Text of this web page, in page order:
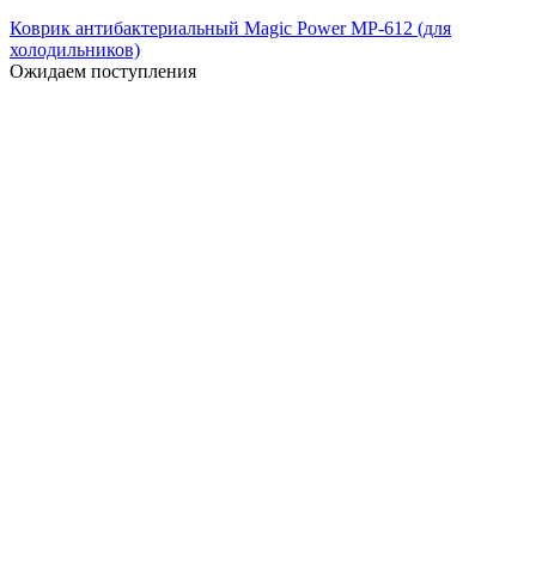
Коврик антибактериальный Magic Power MP-612 (для
холодильников)
Ожидаем поступления